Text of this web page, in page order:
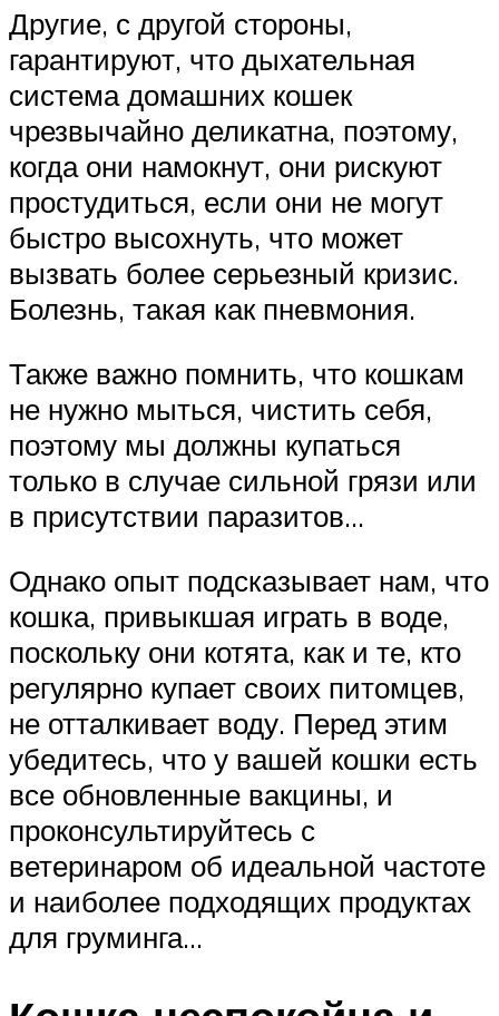
Другие, с другой стороны,
гарантируют, что дыхательная
система домашних кошек
чрезвычайно деликатна, поэтому,
когда они намокнут, они рискуют
простудиться, если они не могут
быстро высохнуть, что может
вызвать более серьезный кризис.
Болезнь, такая как пневмония.
Также важно помнить, что кошкам
не нужно мыться, чистить себя,
поэтому мы должны купаться
только в случае сильной грязи или
в присутствии паразитов…
Однако опыт подсказывает нам, что
кошка, привыкшая играть в воде,
поскольку они котята, как и те, кто
регулярно купает своих питомцев,
не отталкивает воду. Перед этим
убедитесь, что у вашей кошки есть
все обновленные вакцины, и
проконсультируйтесь с
ветеринаром об идеальной частоте
и наиболее подходящих продуктах
для груминга…